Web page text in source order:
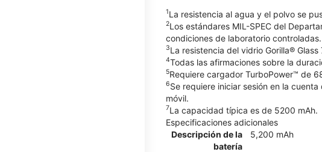
1La resistencia al agua y el polvo se
2Los estándares MIL-SPEC del
condiciones de laboratorio controladas.
3La resistencia del vidrio Gorilla®
4Todas las afirmaciones sobre la
5Requiere cargador ​​​​​​​TurboPower™ de
6Se requiere iniciar sesión en la
móvil.
7La capacidad típica es de 5200 mAh.
Especificaciones adicionales
Descripción de la
batería
5,200 mAh